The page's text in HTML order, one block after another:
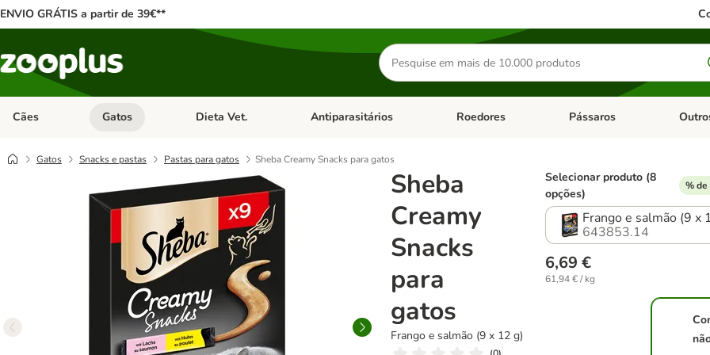
ENVIO GRÁTIS a partir de 39€**
Pesquisar
produtos
Cães Abrir menu de categoria: Cães
Gatos Abrir menu de categoria: Gatos
Dieta Vet. Abrir menu de categoria: Dieta Vet.
Antiparasitários Abrir menu de categoria: Antiparasitários
Roedores Abrir menu de categoria:
Pássaros Abrir
Gatos Snacks e pastas Pastas para gatos Sheba Creamy Snacks para gatos
Sheba
Creamy
Snacks
para
gatos
Frango e salmão (9 x 12 g)
Selecionar produto (8
opções)
%
Frango e salmão (9 x
643853.14
6,69 €
61,94 € / kg